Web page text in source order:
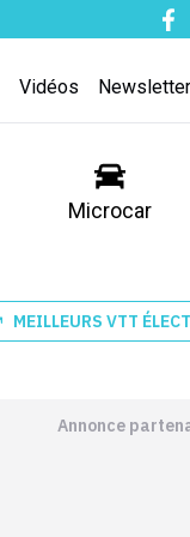
Vidéos Newsletter
Microcar
MEILLEURS VTT
Annonce